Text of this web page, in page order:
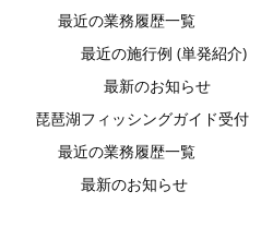
最近の業務履歴一覧
最近の施行例 (単発紹介)
最新のお知らせ
琵琶湖フィッシングガイド受付
最近の業務履歴一覧
最新のお知らせ